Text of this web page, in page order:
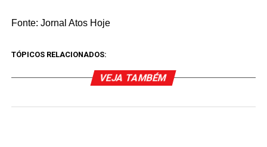
Fonte: Jornal Atos Hoje
TÓPICOS RELACIONADOS:
VEJA TAMBÉM